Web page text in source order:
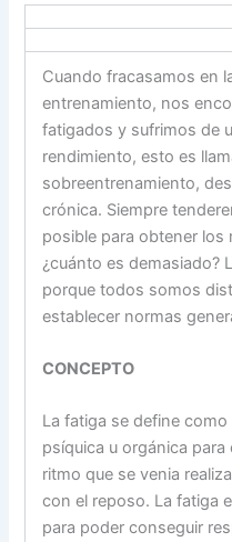
Cuando fracasamos en
entrenamiento, nos
fatigados y sufrimos de
rendimiento, esto es
sobreentrenamiento,
crónica. Siempre
posible para obtener los
¿cuánto es demasiado?
porque todos somos
establecer normas
CONCEPTO
La fatiga se define
psíquica u orgánica
ritmo que se venia
con el reposo. La fatiga
para poder conseguir